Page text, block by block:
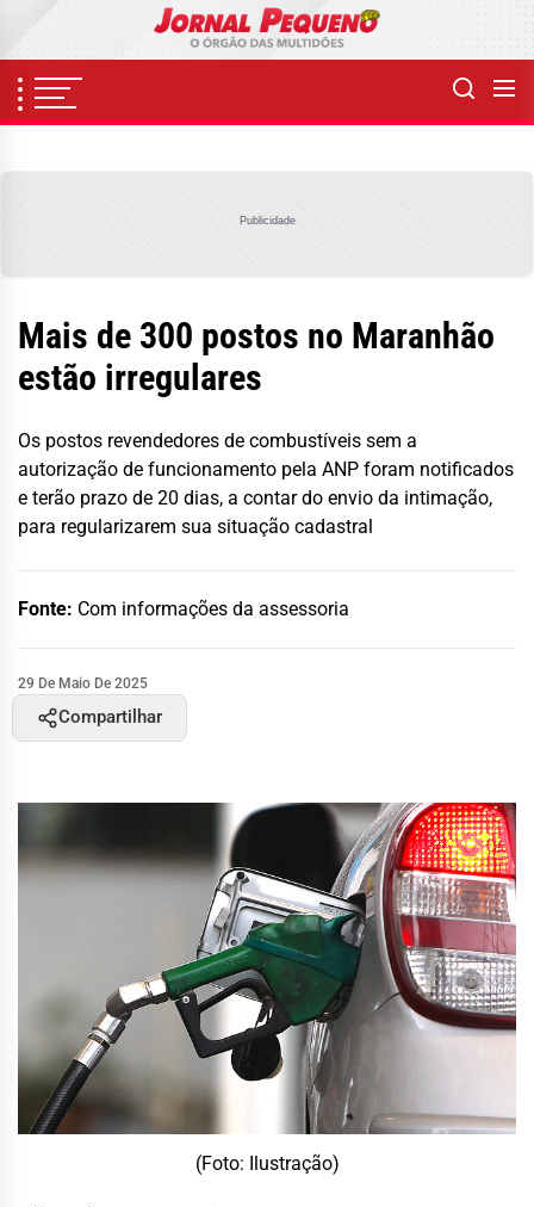
content
Publicidade
Mais de 300 postos no Maranhão
estão irregulares
Os postos revendedores de combustíveis sem a
autorização de funcionamento pela ANP foram notificados
e terão prazo de 20 dias, a contar do envio da intimação,
para regularizarem sua situação cadastral
Fonte: Com informações da assessoria
29 De Maio De 2025
Compartilhar
(Foto: Ilustração)